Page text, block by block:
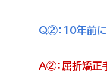
Q②： 10年前に
A②： 屈折矯正